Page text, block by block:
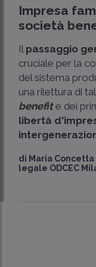
Impresa
società
Il passaggio
cruciale per la
del sistema
una rilettura di
benefite dei
libertà
di Maria Concetta
legale ODCEC